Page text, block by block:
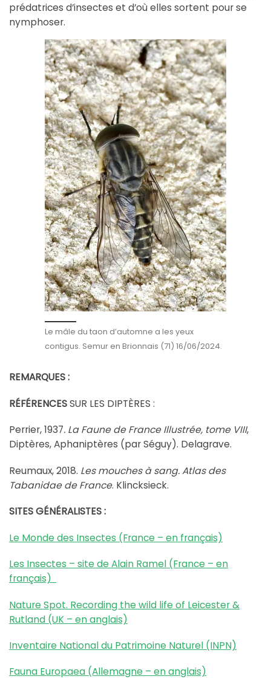
prédatrices d’insectes et d’où elles sortent pour se
nymphoser.
Le mâle du taon d’automne a les yeux
contigus. Semur en Brionnais (71) 16/06/2024.
REMARQUES :
RÉFÉRENCESSUR LES DIPTÈRES :
Perrier, 1937. La Faune de France Illustrée, tome VIII,
Diptères, Aphaniptères (par Séguy). Delagrave.
Reumaux, 2018. Les mouches à sang. Atlas des
Tabanidae de France. Klincksieck.
SITES GÉNÉRALISTES :
Le Monde des Insectes (France – en français)
Les Insectes – site de Alain Ramel (France – en
français)
Nature Spot. Recording the wild life of Leicester &
Rutland (UK – en anglais)
Inventaire National du Patrimoine Naturel (INPN)
Fauna Europaea (Allemagne – en anglais)